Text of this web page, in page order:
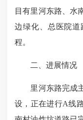
目有里河东路、水
边绿化、总医院
程。
二、进展情况
里河东路完成主
设，正在进行A线